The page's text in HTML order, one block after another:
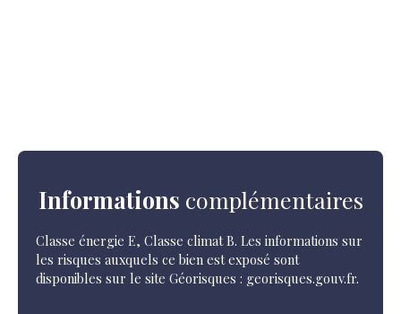
Informations complémentaires
Classe énergie E, Classe climat B. Les informations sur
les risques auxquels ce bien est exposé sont
disponibles sur le site Géorisques : georisques.gouv.fr.